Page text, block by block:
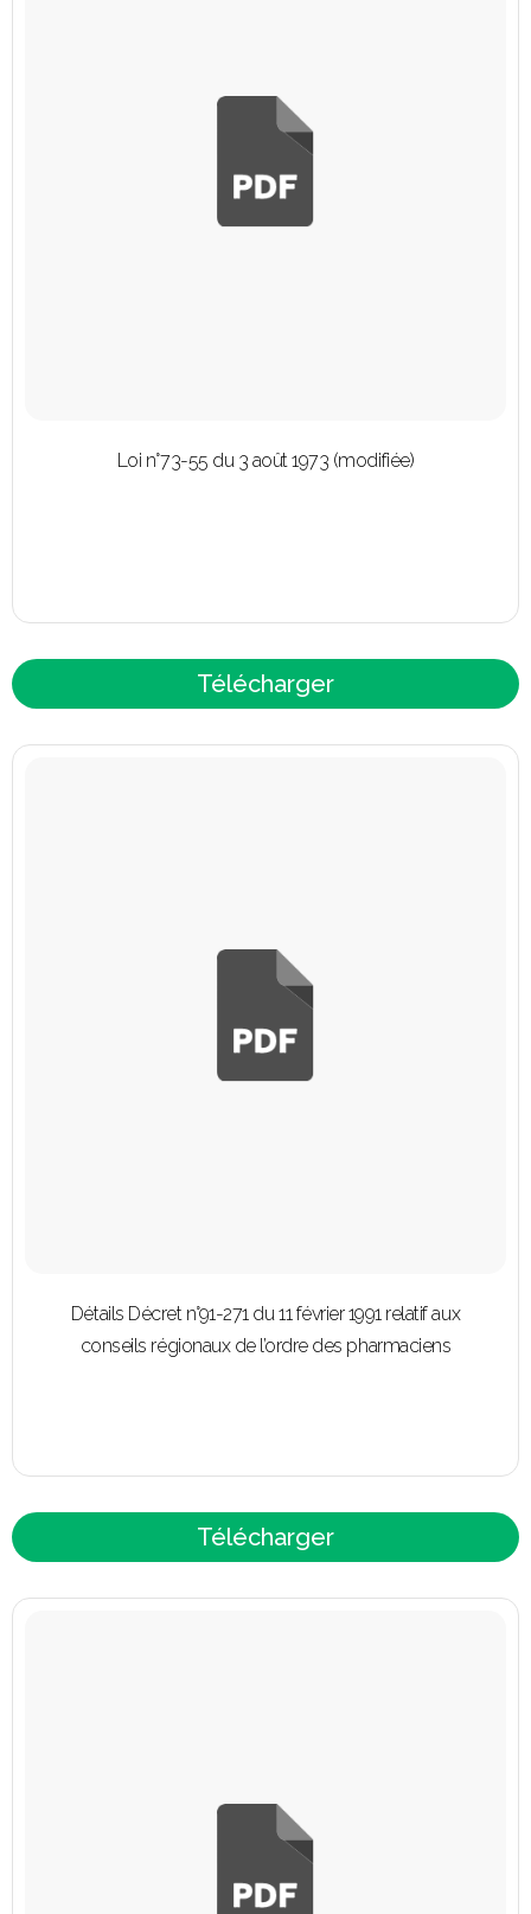
Loi n°73-55 du 3 août 1973 (modifiée)
Télécharger
Détails Décret n°91-271 du 11 février 1991 relatif aux
conseils régionaux de l’ordre des pharmaciens
Télécharger